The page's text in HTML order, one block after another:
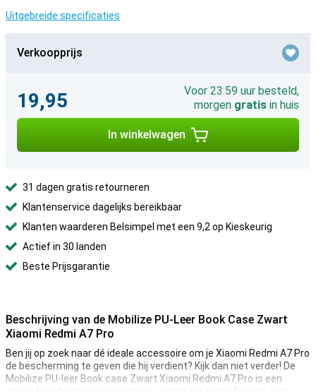
Uitgebreide specificaties
Verkoopprijs
19,95
Voor 23:59 uur besteld,
morgen gratis in huis
In winkelwagen
31 dagen gratis retourneren
Klantenservice dagelijks bereikbaar
Klanten waarderen Belsimpel met een 9,2 op Kieskeurig
Actief in 30 landen
Beste Prijsgarantie
Beschrijving van de Mobilize PU-Leer Book Case Zwart
Xiaomi Redmi A7 Pro
Ben jij op zoek naar dé ideale accessoire om je Xiaomi Redmi A7 Pro
de bescherming te geven die hij verdient? Kijk dan niet verder! De
Mobilize PU-leer Book case Zwart Xiaomi Redmi A7 Pro is een